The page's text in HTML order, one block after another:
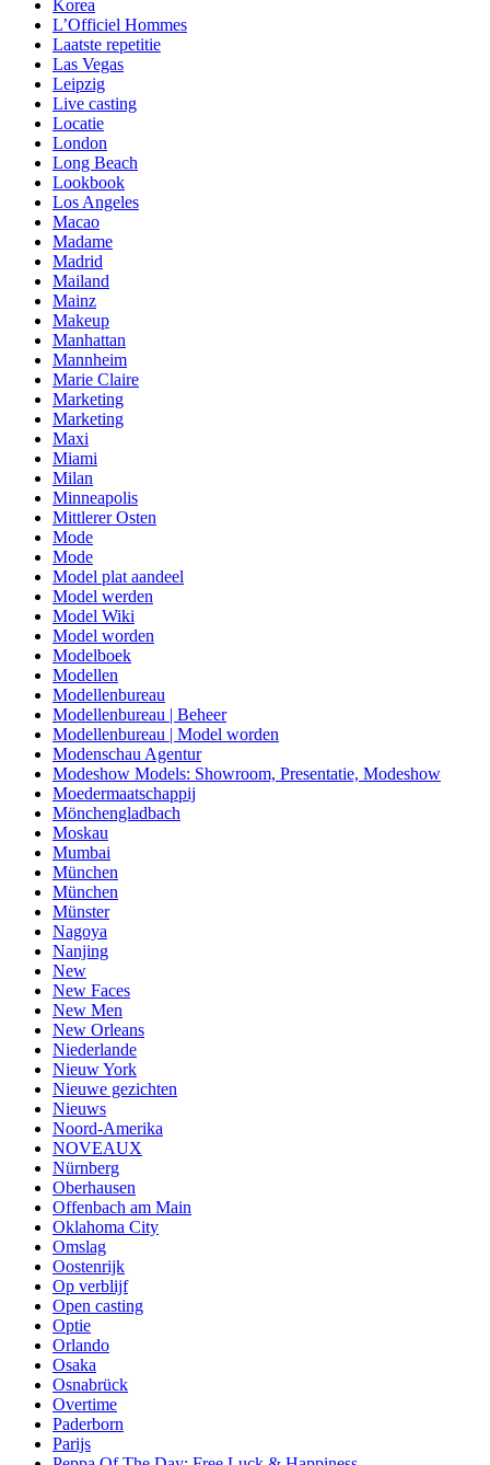
Korea
L’Officiel Hommes
Laatste repetitie
Las Vegas
Leipzig
Live casting
Locatie
London
Long Beach
Lookbook
Los Angeles
Macao
Madame
Madrid
Mailand
Mainz
Makeup
Manhattan
Mannheim
Marie Claire
Marketing
Marketing
Maxi
Miami
Milan
Minneapolis
Mittlerer Osten
Mode
Mode
Model plat aandeel
Model werden
Model Wiki
Model worden
Modelboek
Modellen
Modellenbureau
Modellenbureau | Beheer
Modellenbureau | Model worden
Modenschau Agentur
Modeshow Models: Showroom, Presentatie, Modeshow
Moedermaatschappij
Mönchengladbach
Moskau
Mumbai
München
München
Münster
Nagoya
Nanjing
New
New Faces
New Men
New Orleans
Niederlande
Nieuw York
Nieuwe gezichten
Nieuws
Noord-Amerika
NOVEAUX
Nürnberg
Oberhausen
Offenbach am Main
Oklahoma City
Omslag
Oostenrijk
Op verblijf
Open casting
Optie
Orlando
Osaka
Osnabrück
Overtime
Paderborn
Parijs